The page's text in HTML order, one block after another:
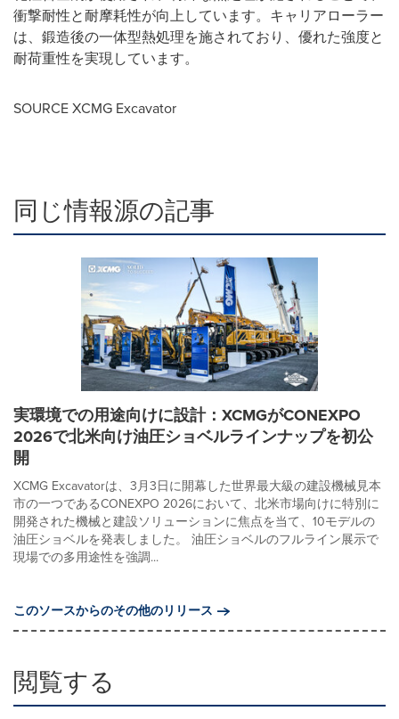
衝撃耐性と耐摩耗性が向上しています。キャリアローラー
は、鍛造後の一体型熱処理を施されており、優れた強度と
耐荷重性を実現しています。
SOURCE XCMG Excavator
同じ情報源の記事
実環境での用途向けに設計：XCMGがCONEXPO
2026で北米向け油圧ショベルラインナップを初公
開
XCMG Excavatorは、3月3日に開幕した世界最大級の建設機械見本
市の一つであるCONEXPO 2026において、北米市場向けに特別に
開発された機械と建設ソリューションに焦点を当て、10モデルの
油圧ショベルを発表しました。 油圧ショベルのフルライン展示で
現場での多用途性を強調...
このソースからのその他のリリース
閲覧する